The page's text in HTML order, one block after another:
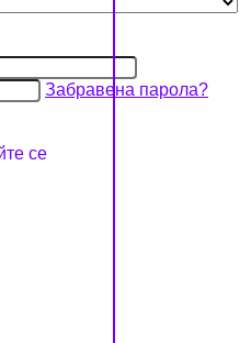
Забравена парола?
се